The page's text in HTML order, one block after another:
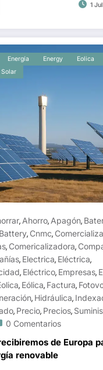
1
Energía Energy Eolica
Solar
, Ahorro, Apagón,
Battery, Cnmc,
, Comericalizadora,
, Electrica, Eléctrica,
, Eléctrico, Empresas,
, Eólica, Factura,
, Hidráulica,
, Precio, Precios,
0 Comentarios
de Europa
renovable